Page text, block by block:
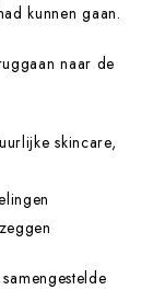
kunnen gaan.
naar de
skincare,